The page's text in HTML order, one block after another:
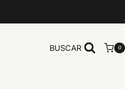
BUSCAR 0